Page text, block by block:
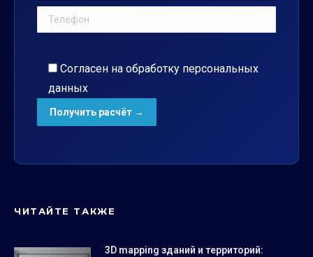
Согласен на обработку персональных
данных
ЧИТАЙТЕ ТАКЖЕ
3D mapping зданий и территорий: